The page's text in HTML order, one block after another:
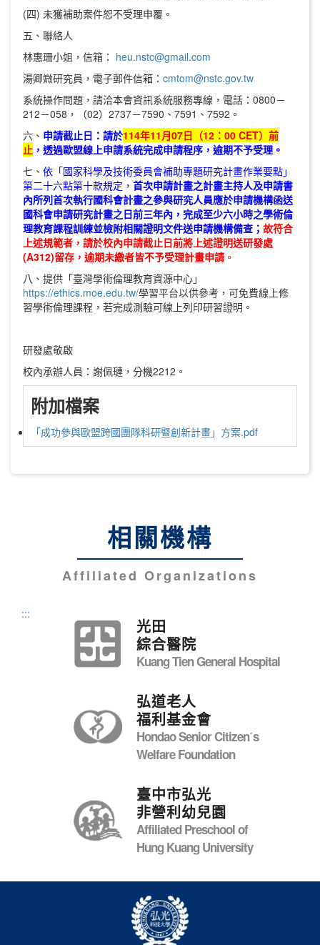
(四) 未獲補助案件恕不受理申覆。
五、聯絡人
林惠珊小姐，信箱： heu.nstc@gmail.com
湯卿媺研究員，電子郵件信箱： cmtom@nstc.gov.tw
系統操作問題，請洽本會資訊系統服務專線，電話：0800－
212－058，（02）2737－7590、7591、7592。
六、 申請截止日 ：請於114年11月07日（12：00 CET）前
止，透過歐盟線上申請系統完成申請程序，逾期不予受理。
七、 依「國家科學及技術委員會補助專題研究計畫作業要點」
第二十六點第十款規定， 首次申請計畫之計畫主持人及申請書
內所列首次執行國科會計畫之參與研究人員應於申請機構函送
國科會申請研究計畫之日前三年內，完成至少六小時之學術倫
理教育課程訓練並檢附相關證明文件送申請機構備查； 故符合
上述規範者，請於校內申請截止日前將上述證明送研發處
(A312)留存，逾期未繳者皆不予受理計畫申請。
八、提供「臺灣學術倫理教育資源中心」
https://ethics.moe.edu.tw/學習平台以供參考，可免費線上修
習學術倫理課程，若完成測驗可線上列印研習證明。
研發處敬啟
校內承辦人員：謝佩璉，分機2212。
附加檔案
「成功參與歐盟跨國團隊科研暨創新計畫」方案.pdf
相關機構
Affiliated Organizations
:::
光田
綜合醫院
Kuang Tien General Hospital
弘道老人
福利基金會
Hondao Senior Citizenˊs
Welfare Foundation
臺中市弘光
非營利幼兒園
Affiliated Preschool of
Hung Kuang University